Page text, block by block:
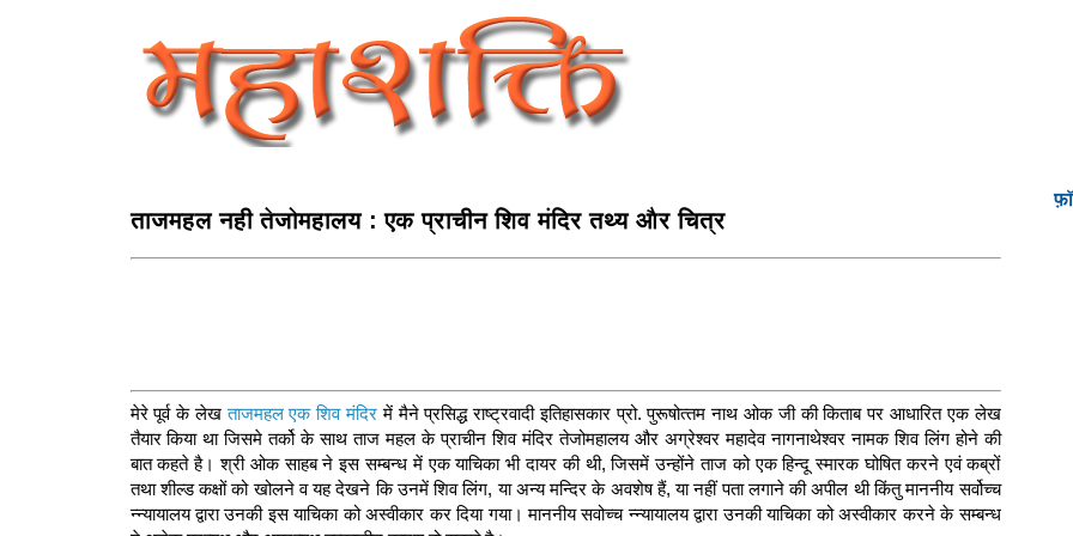
ताजमहल नही तेजोमहालय : एक प्राचीन शिव मंदिर तथ्य और चित्र
मेरे पूर्व के लेखताजमहल एक शिव मंदिरमें मैने प्रसिद्ध राष्‍ट्रवादी इतिहासकार प्रो. पुरूषोत्‍तम नाथ ओक जी की किताब पर आधारित एक लेख
तैयार किया था जिसमे तर्को के साथ ताज महल के प्राचीन शिव मंदिर तेजोमहालय और अग्रेश्वर महादेव नागनाथेश्वर नामक शिव लिंग होने की
बात कहते है। श्री ओक साहब ने इस सम्बन्‍ध में एक याचिका भी दायर की थी, जिसमें उन्होंने ताज को एक हिन्दू स्मारक घोषित करने एवं कब्रों
तथा शील्ड कक्षों को खोलने व यह देखने कि उनमें शिव लिंग, या अन्य मन्दिर के अवशेष हैं, या नहीं पता लगाने की अपील थी किंतु माननीय सर्वोच्च
न्‍न्यायालय द्वारा उनकी इस याचिका को अस्वीकार कर दिया गया। माननीय सवोच्च न्‍न्यायालय द्वारा उनकी याचिका को अ‍स्‍वीकार करने के सम्‍बन्‍ध